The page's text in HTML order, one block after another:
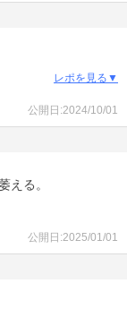
レポを見る▼
公開日:2024/10/01
える。
公開日:2025/01/01